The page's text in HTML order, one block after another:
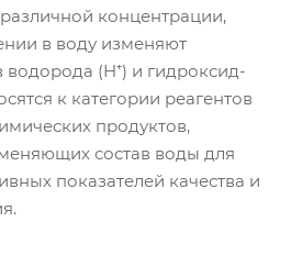
концентрации,
в воду изменяют
(H⁺) и гидроксид-
к категории реагентов
продуктов,
состав воды для
показателей качества и